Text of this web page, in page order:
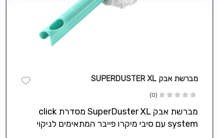
מברשת אבק SUPERDUSTER XL
(0)
מברשת אבק SuperDuster XL מסדרת click
system עם סיבי מיקרו פייבר המתאימים לניקוי